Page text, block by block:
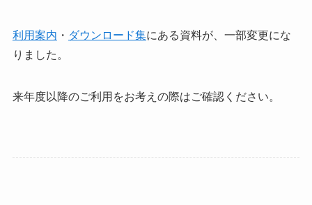
利用案内 ・ ダウンロード集にある資料が、一部変更にな
りました。
来年度以降のご利用をお考えの際はご確認ください。